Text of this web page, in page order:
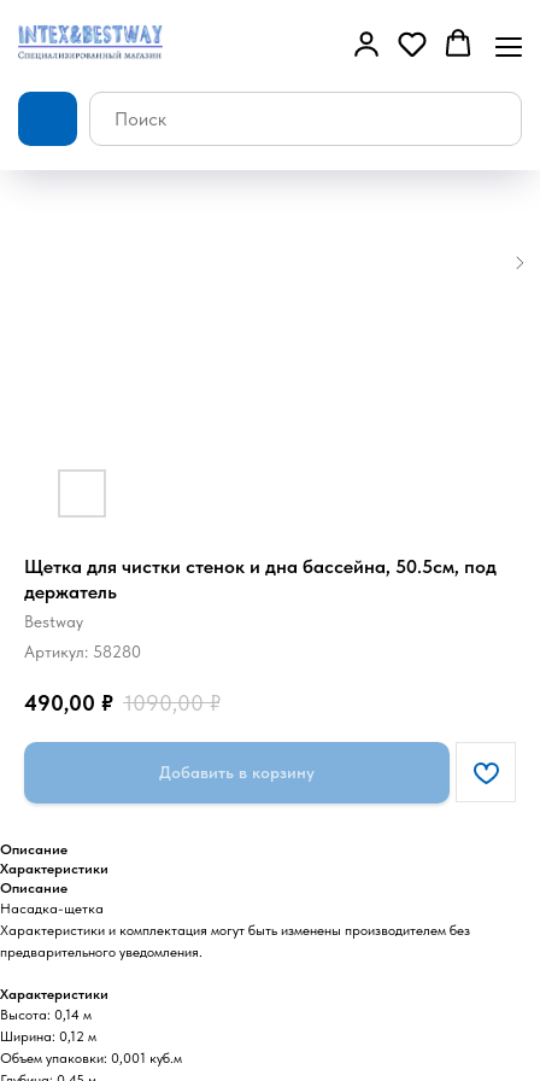
Щетка для чистки стенок и дна бассейна, 50.5см, под
держатель
Bestway
Артикул: 58280
490,00 ₽ 1090,00 ₽
Добавить в корзину
Описание
Характеристики
Описание
Насадка-щетка
Характеристики и комплектация могут быть изменены производителем без
предварительного уведомления.
Характеристики
Высота: 0,14 м
Ширина: 0,12 м
Объем упаковки: 0,001 куб.м